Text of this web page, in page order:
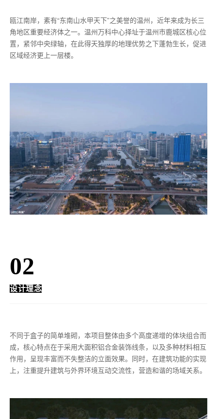
瓯江南岸，素有“东南山水甲天下”之美誉的温州，近年来成为长三
角地区重要经济体之一。温州万科中心择址于温州市鹿城区核心位
置，紧邻中央绿轴，在此得天独厚的地理优势之下蓬勃生长，促进
区域经济更上一层楼。
02
设计理念
不同于盒子的简单堆砌，本项目整体由多个高度递增的体块组合而
成，核心特点在于采用大面积铝合金装饰线条，以及多种材料相互
作用，呈现丰富而不失整洁的立面效果。同时，在建筑功能的实现
上，注重提升建筑与外界环境互动交流性，营造和谐的场域关系。